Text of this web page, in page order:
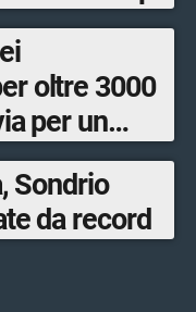
oltre 3000
per un
Sondrio
da record